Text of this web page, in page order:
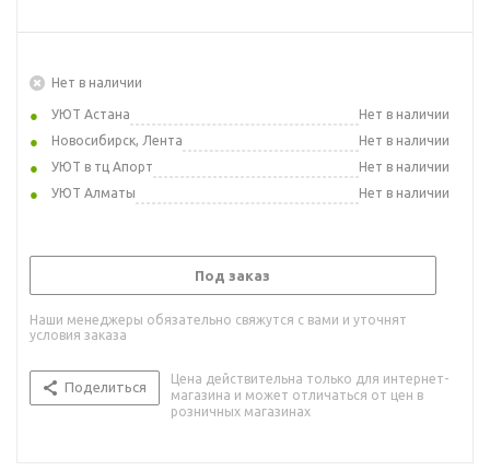
Нет в наличии
УЮТ Астана
Нет в наличии
Новосибирск, Лента
Нет в наличии
УЮТ в тц Апорт
Нет в наличии
УЮТ Алматы
Нет в наличии
Под заказ
Наши менеджеры обязательно свяжутся с вами и уточнят
условия заказа
Поделиться
Цена действительна только для интернет-
магазина и может отличаться от цен в
розничных магазинах